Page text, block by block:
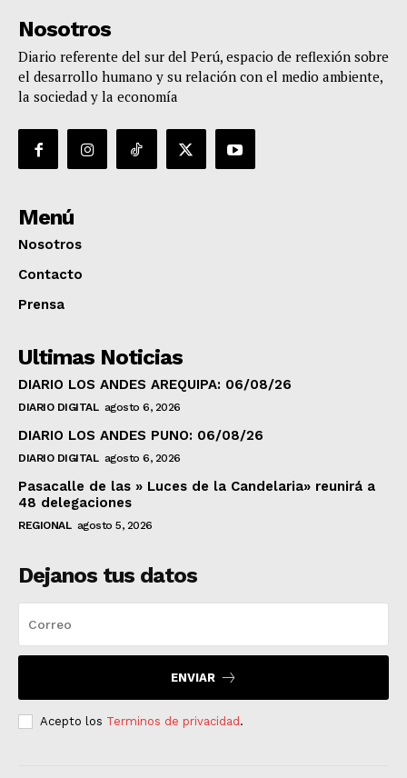
Nosotros
Diario referente del sur del Perú, espacio de reflexión sobre
el desarrollo humano y su relación con el medio ambiente,
la sociedad y la economía
Menú
Nosotros
Contacto
Prensa
Ultimas Noticias
DIARIO LOS ANDES AREQUIPA: 06/08/26
DIARIO DIGITAL agosto 6, 2026
DIARIO LOS ANDES PUNO: 06/08/26
DIARIO DIGITAL agosto 6, 2026
Pasacalle de las » Luces de la Candelaria» reunirá a
48 delegaciones
REGIONAL agosto 5, 2026
Dejanos tus datos
ENVIAR
Acepto los Terminos de privacidad.